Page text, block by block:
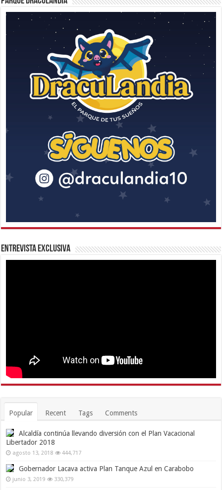
Entrevista Exclusiva
Popular Recent Tags Comments
Alcaldía continúa llevando diversión con el Plan Vacacional
Libertador 2018
agosto 13, 2018 444,717
Gobernador Lacava activa Plan Tanque Azul en Carabobo
junio 3, 2019 330,379